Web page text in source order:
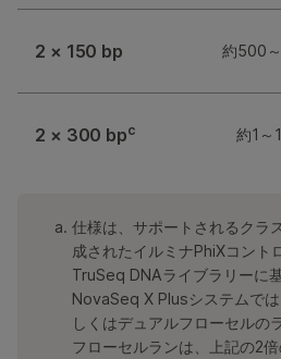
2 × 150 bp 約500
2 × 300 bpc 約1～
仕様は、サポートされるクラ
成されたイルミナPhiXコント
TruSeq DNAライブラリーに
NovaSeq X Plusシステムで
しくはデュアルフローセルの
フローセルランは、上記の2倍